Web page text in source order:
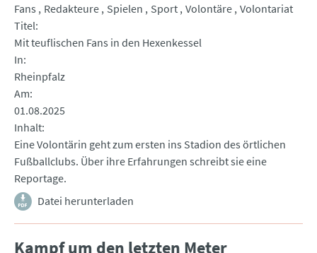
Fans
Redakteure Spielen Sport Volontäre Volontariat
Titel
Mit teuflischen Fans in den Hexenkessel
In
Rheinpfalz
Am
01.08.2025
Inhalt
Eine Volontärin geht zum ersten ins Stadion des örtlichen
Fußballclubs. Über ihre Erfahrungen schreibt sie eine
Reportage.
Datei herunterladen
Kampf um den letzten Meter